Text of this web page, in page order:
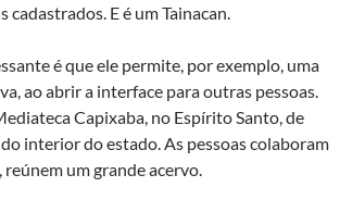
cadastrados. E é um Tainacan.
é que ele permite, por exemplo, uma
ao abrir a interface para outras pessoas.
Capixaba, no Espírito Santo, de
interior do estado. As pessoas colaboram
reúnem um grande acervo.